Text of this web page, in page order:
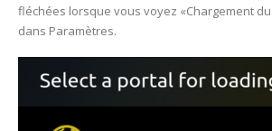
fléchées lorsque vous voyez «Chargement
dans Paramètres.